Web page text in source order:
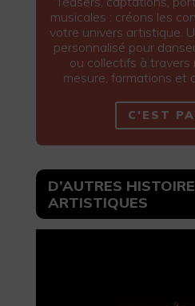
musicales : créons les
votre univers artistique.
personnalisé pour
ou collectifs à
mesure, formations et
C'EST
D’AUTRES
ARTISTIQUES